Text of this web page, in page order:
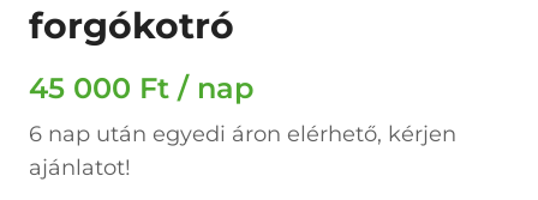
forgókotró
45 000 Ft / nap
6 nap után egyedi áron elérhető, kérjen
ajánlatot!